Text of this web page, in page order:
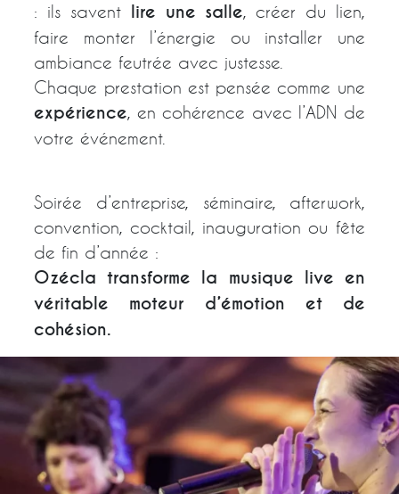
: ils savent lire une salle, créer du lien,
faire monter l’énergie ou installer une
ambiance feutrée avec justesse.
Chaque prestation est pensée comme une
expérience, en cohérence avec l’ADN de
votre événement.
Soirée d’entreprise, séminaire, afterwork,
convention, cocktail, inauguration ou fête
de fin d’année :
Ozécla transforme la musique live en
véritable moteur d’émotion et de
cohésion.